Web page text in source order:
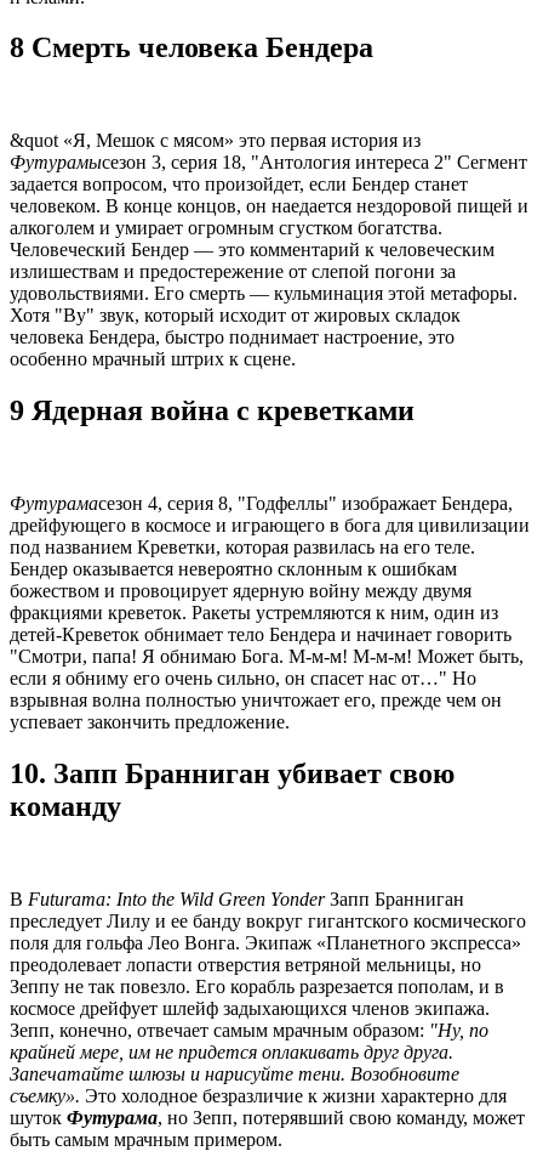
8 Смерть человека Бендера
&quot «Я, Мешок с мясом» это первая история из
Футурамысезон 3, серия 18, "Антология интереса 2" Сегмент
задается вопросом, что произойдет, если Бендер станет
человеком. В конце концов, он наедается нездоровой пищей и
алкоголем и умирает огромным сгустком богатства.
Человеческий Бендер — это комментарий к человеческим
излишествам и предостережение от слепой погони за
удовольствиями. Его смерть — кульминация этой метафоры.
Хотя "Ву" звук, который исходит от жировых складок
человека Бендера, быстро поднимает настроение, это
особенно мрачный штрих к сцене.
9 Ядерная война с креветками
Футурамасезон 4, серия 8, "Годфеллы" изображает Бендера,
дрейфующего в космосе и играющего в бога для цивилизации
под названием Креветки, которая развилась на его теле.
Бендер оказывается невероятно склонным к ошибкам
божеством и провоцирует ядерную войну между двумя
фракциями креветок. Ракеты устремляются к ним, один из
детей-Креветок обнимает тело Бендера и начинает говорить
"Смотри, папа! Я обнимаю Бога. М-м-м! М-м-м! Может быть,
если я обниму его очень сильно, он спасет нас от…" Но
взрывная волна полностью уничтожает его, прежде чем он
успевает закончить предложение.
10. Запп Бранниган убивает свою
команду
В Futurama: Into the Wild Green YonderЗапп Бранниган
преследует Лилу и ее банду вокруг гигантского космического
поля для гольфа Лео Вонга. Экипаж «Планетного экспресса»
преодолевает лопасти отверстия ветряной мельницы, но
Зеппу не так повезло. Его корабль разрезается пополам, и в
космосе дрейфует шлейф задыхающихся членов экипажа.
Зепп, конечно, отвечает самым мрачным образом: "Ну, по
крайней мере, им не придется оплакивать друг друга.
Запечатайте шлюзы и нарисуйте тени. Возобновите
съемку». Это холодное безразличие к жизни характерно для
шуток Футурама, но Зепп, потерявший свою команду, может
быть самым мрачным примером.